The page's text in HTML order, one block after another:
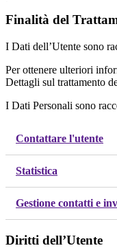
Finalità del
I Dati dell’Utente sono
Per ottenere ulteriori
Dettagli sul trattamento
I Dati Personali sono
Contattare l'utente
Statistica
Gestione contatti e
Diritti dell’Utente